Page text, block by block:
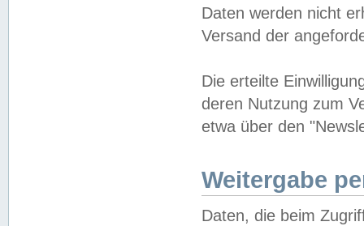
Daten werden nicht
Versand der
Die erteilte
deren Nutzung zum
etwa über den
Weitergabe
Daten, die beim